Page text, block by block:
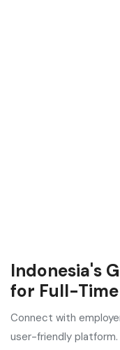
Indonesia's
for Full-
Connect with
user-friendly platform.